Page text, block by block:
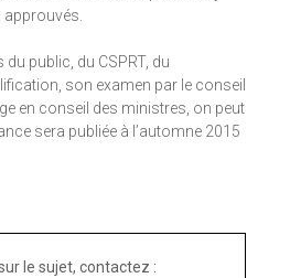
public, du CSPRT, du
son examen par le conseil
en conseil des ministres, on peut
sera publiée à l’automne 2015
le sujet, contactez :